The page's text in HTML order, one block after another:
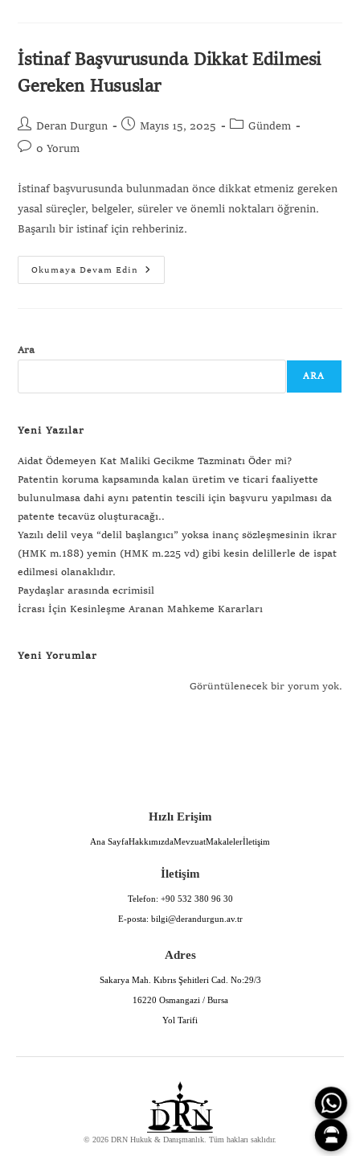
İstinaf Başvurusunda Dikkat Edilmesi
Gereken Hususlar
Deran Durgun Mayıs 15, 2025
Gündem
0 Yorum
İstinaf başvurusunda bulunmadan önce dikkat etmeniz gereken
yasal süreçler, belgeler, süreler ve önemli noktaları öğrenin.
Başarılı bir istinaf için rehberiniz.
Okumaya Devam Edin
Ara
ARA
Yeni Yazılar
Aidat Ödemeyen Kat Maliki Gecikme Tazminatı Öder mi?
Patentin koruma kapsamında kalan üretim ve ticari faaliyette
bulunulmasa dahi aynı patentin tescili için başvuru yapılması da
patente tecavüz oluşturacağı..
Yazılı delil veya “delil başlangıcı” yoksa inanç sözleşmesinin ikrar
(HMK m.188) yemin (HMK m.225 vd) gibi kesin delillerle de ispat
edilmesi olanaklıdır.
Paydaşlar arasında ecrimisil
İcrası İçin Kesinleşme Aranan Mahkeme Kararları
Yeni Yorumlar
Görüntülenecek bir yorum yok.
Hızlı Erişim
Ana SayfaHakkımızdaMevzuatMakalelerİletişim
İletişim
Telefon: +90 532 380 96 30
E-posta: bilgi@derandurgun.av.tr
Adres
Sakarya Mah. Kıbrıs Şehitleri Cad. No:29/3
16220 Osmangazi / Bursa
Yol Tarifi
© 2026 DRN Hukuk & Danışmanlık. Tüm hakları saklıdır.